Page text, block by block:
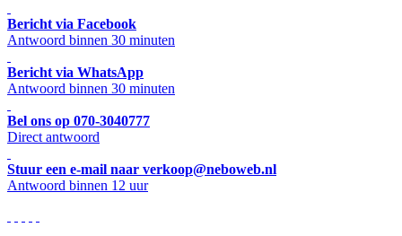
Bericht via Facebook
Antwoord binnen 30 minuten
Bericht via WhatsApp
Antwoord binnen 30 minuten
Bel ons op 070-3040777
Direct antwoord
Stuur een e-mail naar verkoop@neboweb.nl
Antwoord binnen 12 uur